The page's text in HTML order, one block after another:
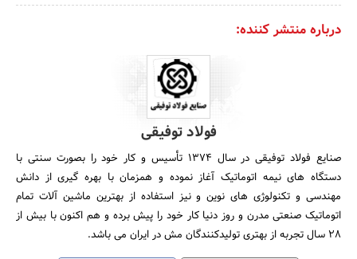
درباره منتشر کننده:
فولاد توفیقی
صنایع فولاد توفیقی در سال 1374 تأسیس و کار خود را بصورت سنتی با
دستگاه های نیمه اتوماتیک آغاز نموده و همزمان با بهره گیری از دانش
مهندسی و تکنولوژی های نوین و نیز استفاده از بهترین ماشین آلات تمام
اتوماتیک صنعتی مدرن و روز دنیا کار خود را پیش برده و هم اکنون با بیش از
28 سال تجربه از بهتری تولیدکنندگان مش در ایران می باشد.